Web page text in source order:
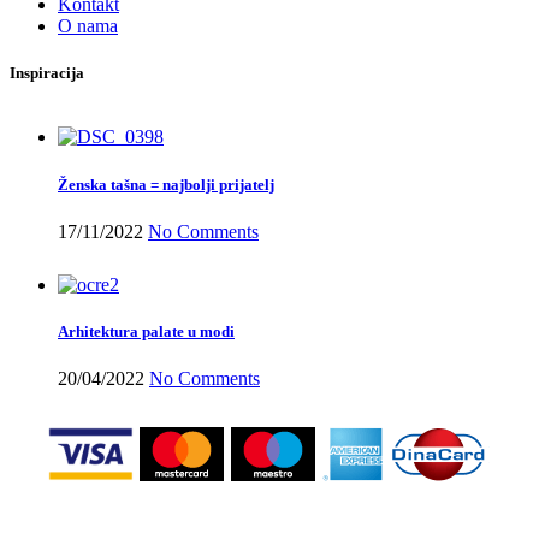
Kontakt
O nama
Inspiracija
Ženska tašna = najbolji prijatelj
17/11/2022 No Comments
Arhitektura palate u modi
20/04/2022 No Comments